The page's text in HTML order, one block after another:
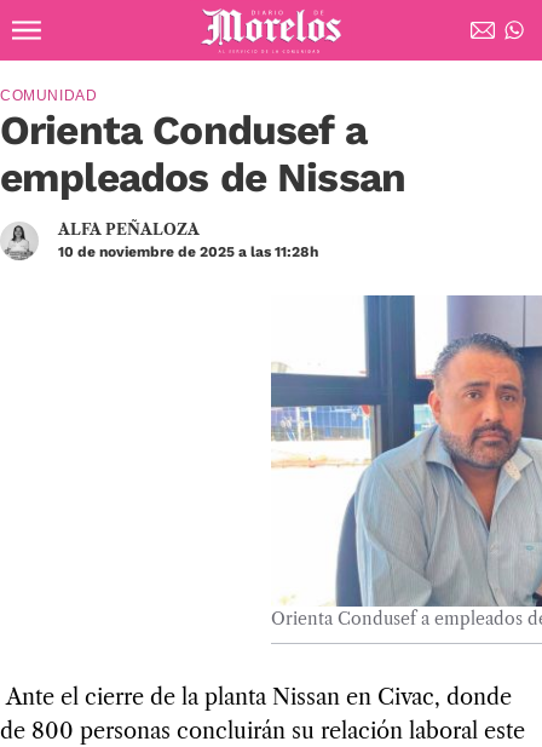
Diario de Morelos
Orienta Condusef a
empleados de Nissan
COMUNIDAD
ALFA PEÑALOZA
10 de noviembre de 2025 a las 11:28h
Orienta Condusef a empleados
Ante el cierre de la planta Nissan en Civac, donde
de 800 personas concluirán su relación laboral este